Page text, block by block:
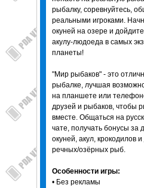
рыбалку, соревнуйтесь,
реальными игроками.
окуней на озере и
акулу-людоеда в самых
планеты!
"Мир рыбаков" - это
рыбалке, лучшая
на планшете или
друзей и рыбаков, чтобы
вместе. Общаться на
чате, получать бонусы за
окуней, акул, крокодилов
речных/озёрных рыб.
Особенности игры:
• Без рекламы